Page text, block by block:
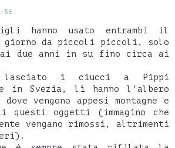
hanno usato entrambi il
da piccoli piccoli, solo
due anni in su fino circa ai
lasciato i ciucci a Pippi
in Svezia, lì hanno l'albero
vengono appesi montagne e
questi oggetti (immagino che
vengano rimossi, altrimenti